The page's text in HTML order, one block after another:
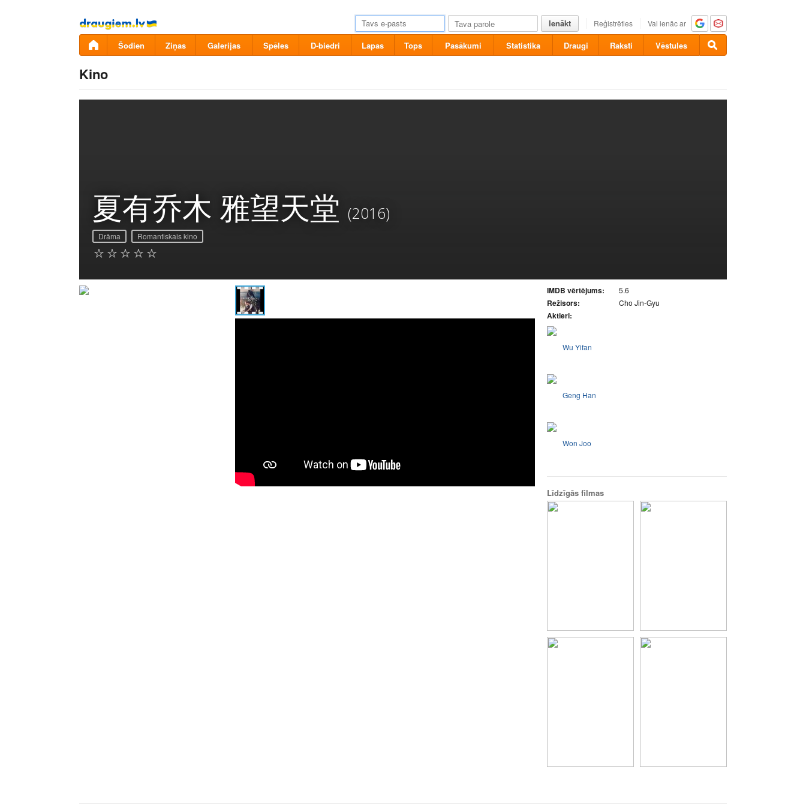
Pāriet
uz
saturu
Ienākt Reģistrēties Vai ienāc ar
Šodien Ziņas Galerijas Spēles D-biedri Lapas Tops Pasākumi Statistika Draugi Raksti Vēstules
Kino
夏有乔木 雅望天堂 (2016)
Drāma Romantiskais kino
IMDB vērtējums: 5.6
Režisors: Cho Jin-Gyu
Aktieri:
Wu Yifan
Geng Han
Won Joo
Līdzīgās filmas